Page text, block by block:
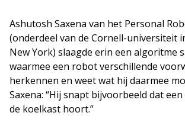
Ashutosh Saxena van het Personal
(onderdeel van de Cornell-universiteit
New York) slaagde erin een algoritme
waarmee een robot verschillende
herkennen en weet wat hij daarmee
Saxena: “Hij snapt bijvoorbeeld dat
de koelkast hoort.”